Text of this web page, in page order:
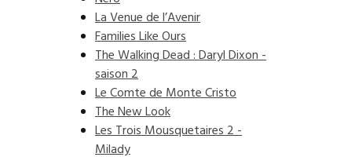
La Venue de l’Avenir
Families Like Ours
The Walking Dead : Daryl Dixon -
saison 2
Le Comte de Monte Cristo
The New Look
Les Trois Mousquetaires 2 -
Milady